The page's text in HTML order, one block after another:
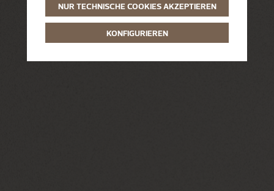
NUR TECHNISCHE COOKIES AKZEPTIEREN
KONFIGURIEREN